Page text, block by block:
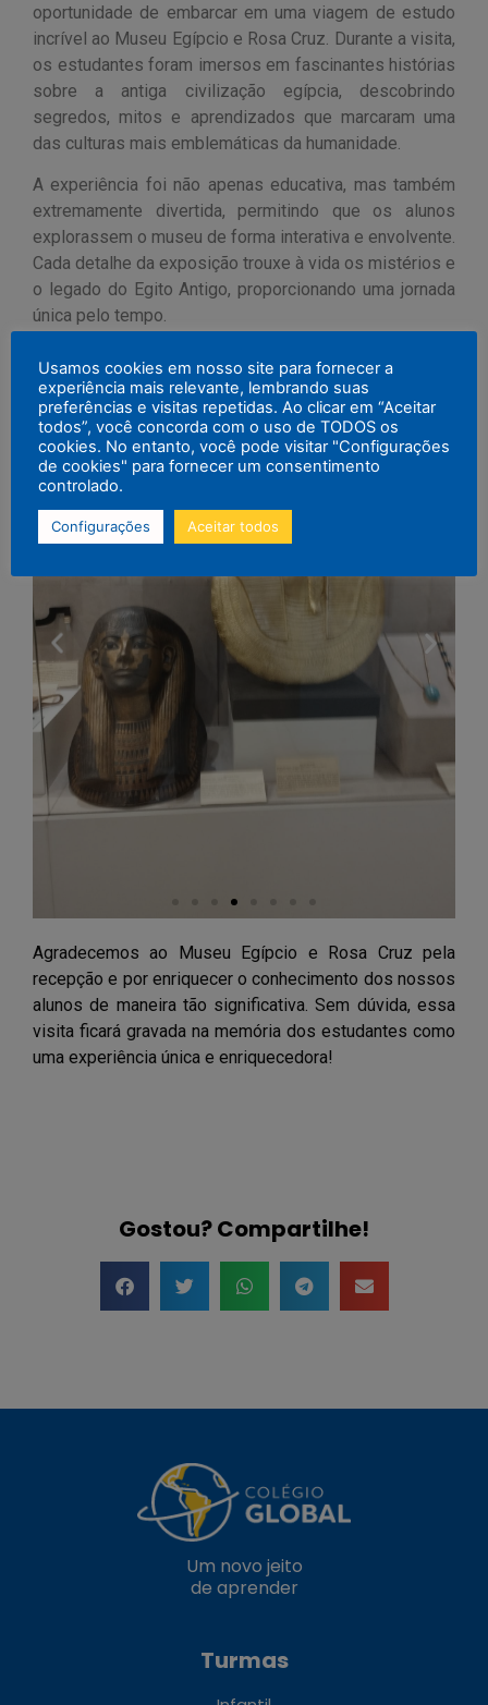
oportunidade de embarcar em uma viagem de estudo
incrível ao Museu Egípcio e Rosa Cruz. Durante a visita,
os estudantes foram imersos em fascinantes histórias
sobre a antiga civilização egípcia, descobrindo
segredos, mitos e aprendizados que marcaram uma
das culturas mais emblemáticas da humanidade.
A experiência foi não apenas educativa, mas também
extremamente divertida, permitindo que os alunos
explorassem o museu de forma interativa e envolvente.
Cada detalhe da exposição trouxe à vida os mistérios e
o legado do Egito Antigo, proporcionando uma jornada
única pelo tempo.
Agradecemos ao Museu Egípcio e Rosa Cruz pela
recepção e por enriquecer o conhecimento dos nossos
alunos de maneira tão significativa. Sem dúvida, essa
visita ficará gravada na memória dos estudantes como
uma experiência única e enriquecedora!
Gostou? Compartilhe!
Um novo jeito
de aprender
Turmas
Usamos cookies em nosso site para fornecer a
experiência mais relevante, lembrando suas
preferências e visitas repetidas. Ao clicar em “Aceitar
todos”, você concorda com o uso de TODOS os
cookies. No entanto, você pode visitar "Configurações
de cookies" para fornecer um consentimento
controlado.
Configurações Aceitar todos